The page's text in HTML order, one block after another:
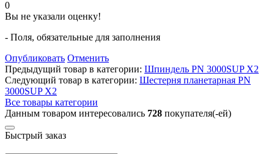
0
Вы не указали оценку!
- Поля, обязательные для заполнения
Опубликовать Отменить
Предыдущий товар в категории: Шпиндель PN 3000SUP X2
Следующий товар в категории: Шестерня планетарная PN
3000SUP X2
Все товары категории
Данным товаром интересовались 728 покупателя(-ей)
Быстрый заказ